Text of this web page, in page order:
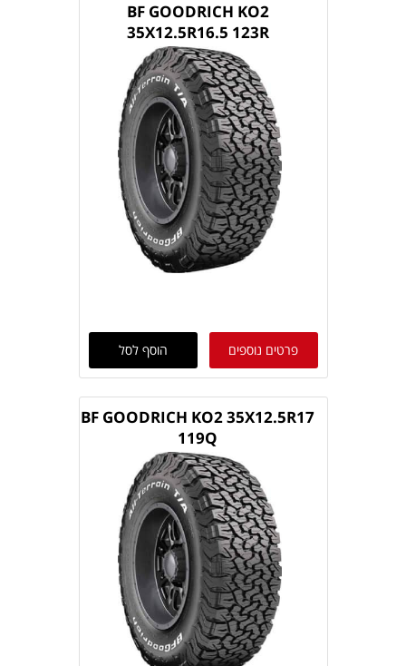
BF GOODRICH KO2
35X12.5R16.5 123R
פרטים נוספים הוסף לסל
BF GOODRICH KO2 35X12.5R17
119Q